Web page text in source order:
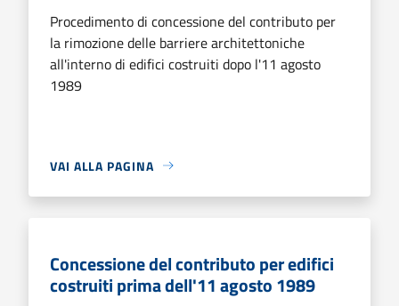
Procedimento di concessione del contributo per
la rimozione delle barriere architettoniche
all'interno di edifici costruiti dopo l'11 agosto
1989
VAI ALLA PAGINA
Concessione del contributo per edifici
costruiti prima dell'11 agosto 1989